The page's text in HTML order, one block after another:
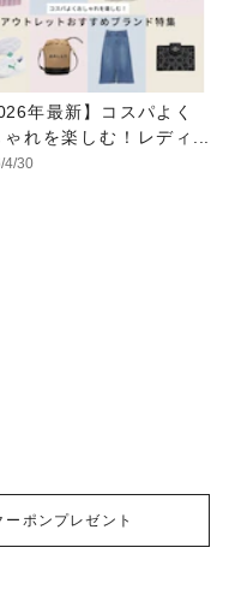
年最新】コスパよく
ゃれを楽しむ！レディ
アウトレットおすすめ
4/30
ポンプレゼント